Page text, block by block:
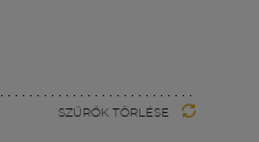
SZŰRŐK TÖRLÉSE